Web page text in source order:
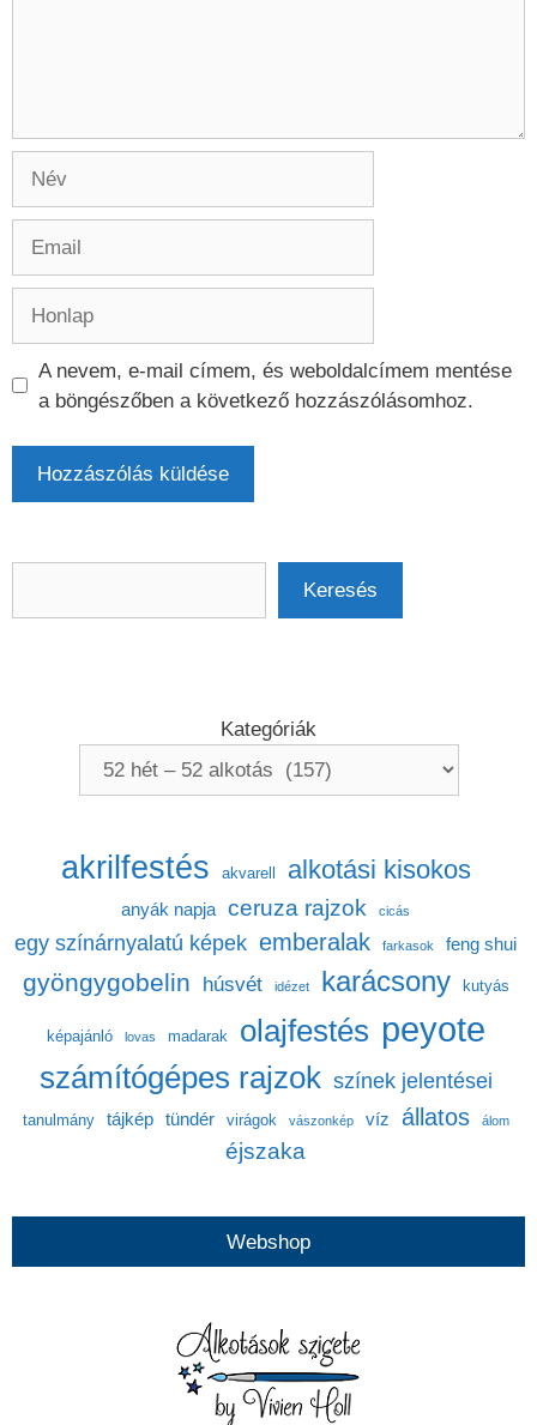
A nevem, e-mail címem, és weboldalcímem mentése
a böngészőben a következő hozzászólásomhoz.
Keresés
Kategóriák
akrilfestés akvarell alkotási kisokos
anyák napja ceruza rajzok cicás
egy színárnyalatú képek emberalak farkasok feng shui
gyöngygobelin húsvét idézet karácsony kutyás
képajánló lovas madarak olajfestés peyote
számítógépes rajzok színek jelentései
tanulmány tájkép tündér virágok vászonkép víz állatos álom
éjszaka
Webshop